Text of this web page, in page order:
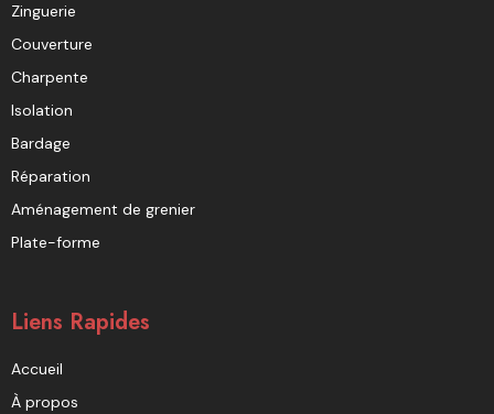
Zinguerie
Couverture
Charpente
Isolation
Bardage
Réparation
Aménagement de grenier
Plate-forme
Liens Rapides
Accueil
À propos